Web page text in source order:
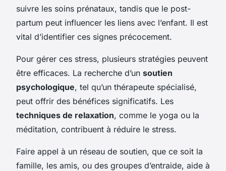
suivre les soins prénataux, tandis que le post-
partum peut influencer les liens avec l’enfant. Il est
vital d’identifier ces signes précocement.
Pour gérer ces stress, plusieurs stratégies peuvent
être efficaces. La recherche d’un soutien
psychologique, tel qu’un thérapeute spécialisé,
peut offrir des bénéfices significatifs. Les
techniques de relaxation, comme le yoga ou la
méditation, contribuent à réduire le stress.
Faire appel à un réseau de soutien, que ce soit la
famille, les amis, ou des groupes d’entraide, aide à